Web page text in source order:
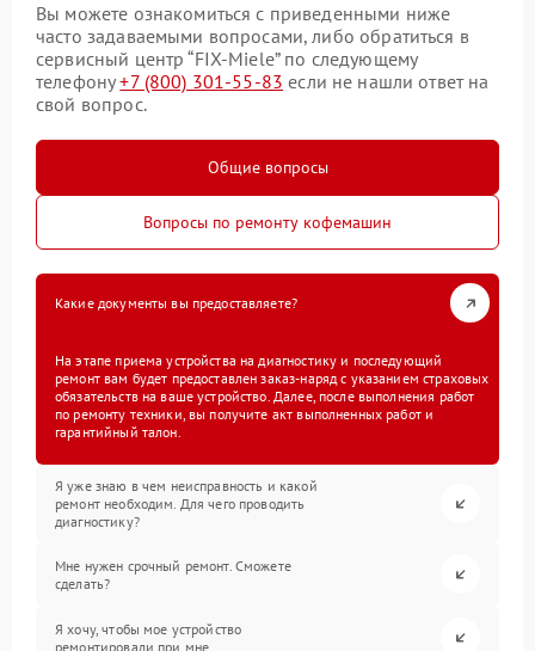
Вы можете ознакомиться с приведенными ниже
часто задаваемыми вопросами, либо обратиться в
сервисный центр “FIX-Miele” по следующему
телефону+7 (800) 301-55-83 если не нашли ответ на
свой вопрос.
Общие вопросы
Вопросы по ремонту кофемашин
Какие документы вы предоставляете?
На этапе приема устройства на диагностику и последующий
ремонт вам будет предоставлен заказ-наряд с указанием страховых
обязательств на ваше устройство. Далее, после выполнения работ
по ремонту техники, вы получите акт выполненных работ и
гарантийный талон.
Я уже знаю в чем неисправность и какой
ремонт необходим. Для чего проводить
диагностику?
Мне нужен срочный ремонт. Сможете
сделать?
Я хочу, чтобы мое устройство
ремонтировали при мне.